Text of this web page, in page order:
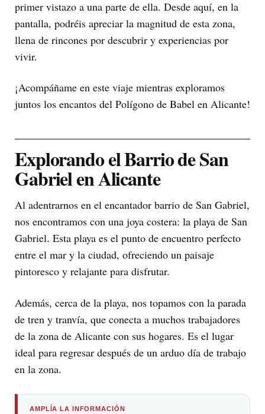
primer vistazo a una parte de ella. Desde aquí, en la
pantalla, podréis apreciar la magnitud de esta zona,
llena de rincones por descubrir y experiencias por
vivir.
¡Acompáñame en este viaje mientras exploramos
juntos los encantos del Polígono de Babel en Alicante!
Explorando el Barrio de San
Gabriel en Alicante
Al adentrarnos en el encantador barrio de San Gabriel,
nos encontramos con una joya costera: la playa de San
Gabriel. Esta playa es el punto de encuentro perfecto
entre el mar y la ciudad, ofreciendo un paisaje
pintoresco y relajante para disfrutar.
Además, cerca de la playa, nos topamos con la parada
de tren y tranvía, que conecta a muchos trabajadores
de la zona de Alicante con sus hogares. Es el lugar
ideal para regresar después de un arduo día de trabajo
en la zona.
AMPLÍA LA INFORMACIÓN